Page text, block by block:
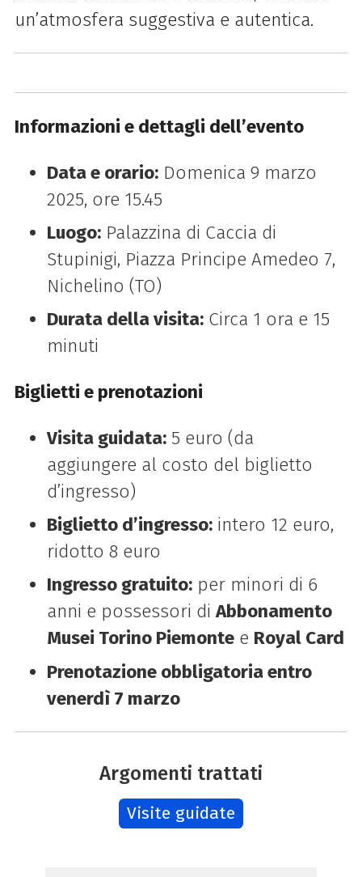
un’atmosfera suggestiva e autentica.
Informazioni e dettagli dell’evento
Data e orario:Domenica 9 marzo
2025, ore 15.45
Luogo:Palazzina di Caccia di
Stupinigi, Piazza Principe Amedeo 7,
Nichelino (TO)
Durata della visita:Circa 1 ora e 15
minuti
Biglietti e prenotazioni
Visita guidata:5 euro (da
aggiungere al costo del biglietto
d’ingresso)
Biglietto d’ingresso:intero 12 euro,
ridotto 8 euro
Ingresso gratuito:per minori di 6
anni e possessori diAbbonamento
Musei Torino Piemontee Royal Card
Prenotazione obbligatoria entro
venerdì 7 marzo
Argomenti trattati
Visite guidate